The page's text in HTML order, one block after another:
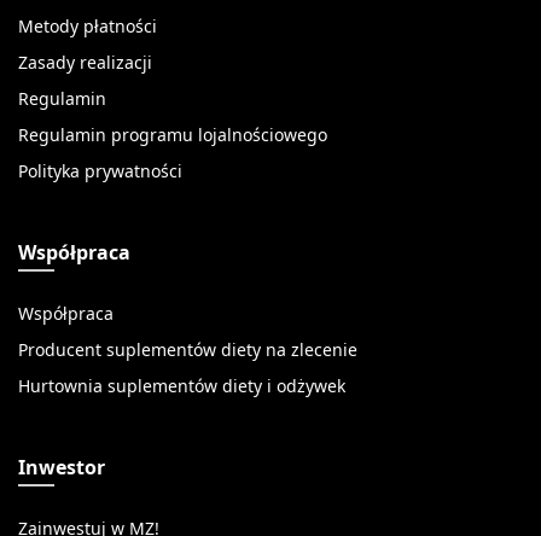
Metody płatności
Zasady realizacji
Regulamin
Regulamin programu lojalnościowego
Polityka prywatności
Współpraca
Współpraca
Producent suplementów diety na zlecenie
Hurtownia suplementów diety i odżywek
Inwestor
Zainwestuj w MZ!